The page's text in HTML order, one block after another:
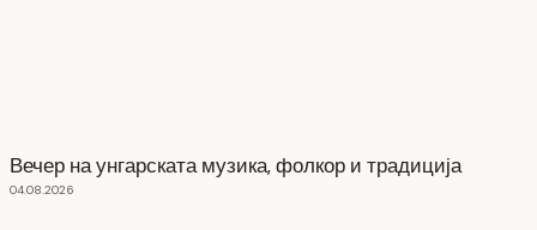
Вечер на унгарската музика, фолкор и традиција
04.08.2026